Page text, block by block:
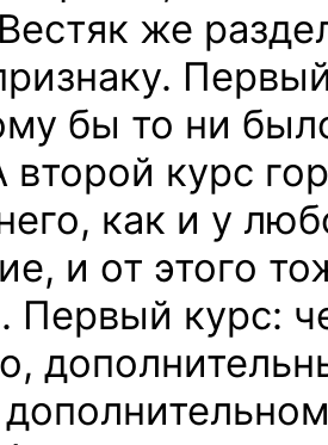
Вестяк же
бы то ни
второй курс
как и у
и от этого
курс: